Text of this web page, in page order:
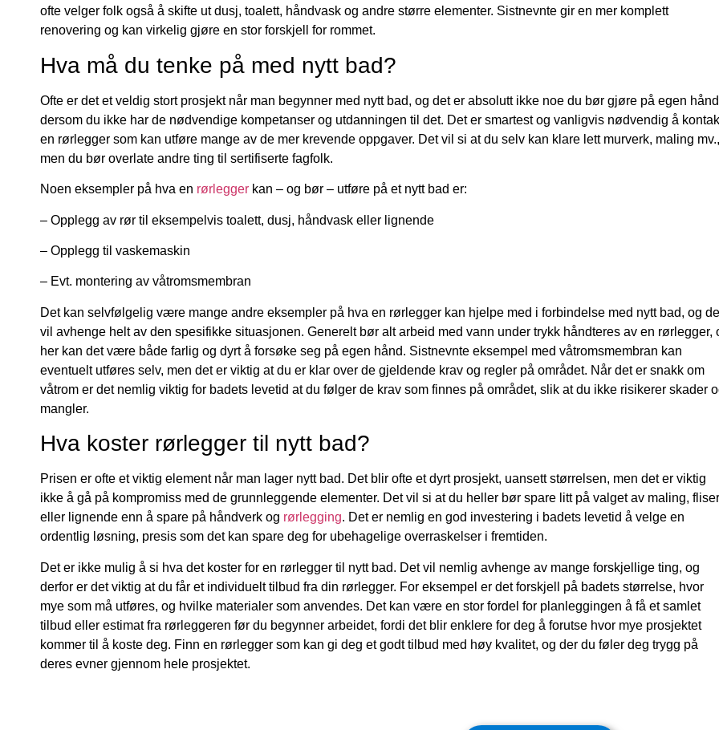
ofte velger folk også å skifte ut dusj, toalett, håndvask og andre større elementer. Sistnevnte gir en mer komplett
renovering og kan virkelig gjøre en stor forskjell for rommet.
Hva må du tenke på med nytt bad?
Ofte er det et veldig stort prosjekt når man begynner med nytt bad, og det er absolutt ikke noe du bør gjøre på egen hånd
dersom du ikke har de nødvendige kompetanser og utdanningen til det. Det er smartest og vanligvis nødvendig å
en rørlegger som kan utføre mange av de mer krevende oppgaver. Det vil si at du selv kan klare lett murverk, maling mv.,
men du bør overlate andre ting til sertifiserte fagfolk.
Noen eksempler på hva en rørlegger kan – og bør – utføre på et nytt bad er:
– Opplegg av rør til eksempelvis toalett, dusj, håndvask eller lignende
– Opplegg til vaskemaskin
– Evt. montering av våtromsmembran
Det kan selvfølgelig være mange andre eksempler på hva en rørlegger kan hjelpe med i forbindelse med nytt bad, og
vil avhenge helt av den spesifikke situasjonen. Generelt bør alt arbeid med vann under trykk håndteres av en rørlegger,
her kan det være både farlig og dyrt å forsøke seg på egen hånd. Sistnevnte eksempel med våtromsmembran kan
eventuelt utføres selv, men det er viktig at du er klar over de gjeldende krav og regler på området. Når det er snakk om
våtrom er det nemlig viktig for badets levetid at du følger de krav som finnes på området, slik at du ikke risikerer skader
mangler.
Hva koster rørlegger til nytt bad?
Prisen er ofte et viktig element når man lager nytt bad. Det blir ofte et dyrt prosjekt, uansett størrelsen, men det er viktig
ikke å gå på kompromiss med de grunnleggende elementer. Det vil si at du heller bør spare litt på valget av maling, fliser
eller lignende enn å spare på håndverk og rørlegging. Det er nemlig en god investering i badets levetid å velge en
ordentlig løsning, presis som det kan spare deg for ubehagelige overraskelser i fremtiden.
Det er ikke mulig å si hva det koster for en rørlegger til nytt bad. Det vil nemlig avhenge av mange forskjellige ting, og
derfor er det viktig at du får et individuelt tilbud fra din rørlegger. For eksempel er det forskjell på badets størrelse, hvor
mye som må utføres, og hvilke materialer som anvendes. Det kan være en stor fordel for planleggingen å få et samlet
tilbud eller estimat fra rørleggeren før du begynner arbeidet, fordi det blir enklere for deg å forutse hvor mye prosjektet
kommer til å koste deg. Finn en rørlegger som kan gi deg et godt tilbud med høy kvalitet, og der du føler deg trygg på
deres evner gjennom hele prosjektet.